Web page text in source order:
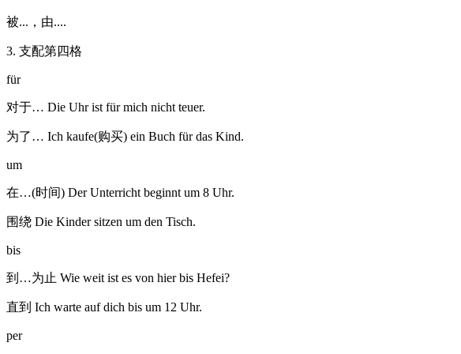
被...，由....
3. 支配第四格
für
对于… Die Uhr ist für mich nicht teuer.
为了… Ich kaufe(购买) ein Buch für das Kind.
um
在…(时间) Der Unterricht beginnt um 8 Uhr.
围绕 Die Kinder sitzen um den Tisch.
bis
到…为止 Wie weit ist es von hier bis Hefei?
直到 Ich warte auf dich bis um 12 Uhr.
per